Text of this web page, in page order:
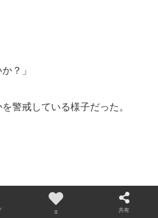
？」
警戒している様子だった。
0 共有